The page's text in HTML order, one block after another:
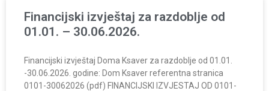
Financijski izvještaj za razdoblje od
01.01. – 30.06.2026.
Financijski izvještaj Doma Ksaver za razdoblje od 01.01.
-30.06.2026. godine: Dom Ksaver referentna stranica
0101-30062026 (pdf) FINANCIJSKI IZVJESTAJ OD 0101-